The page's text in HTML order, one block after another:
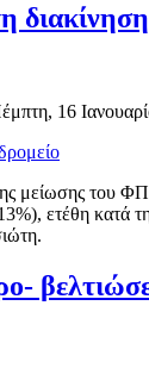
16
μείωσης του
ετέθη κατά